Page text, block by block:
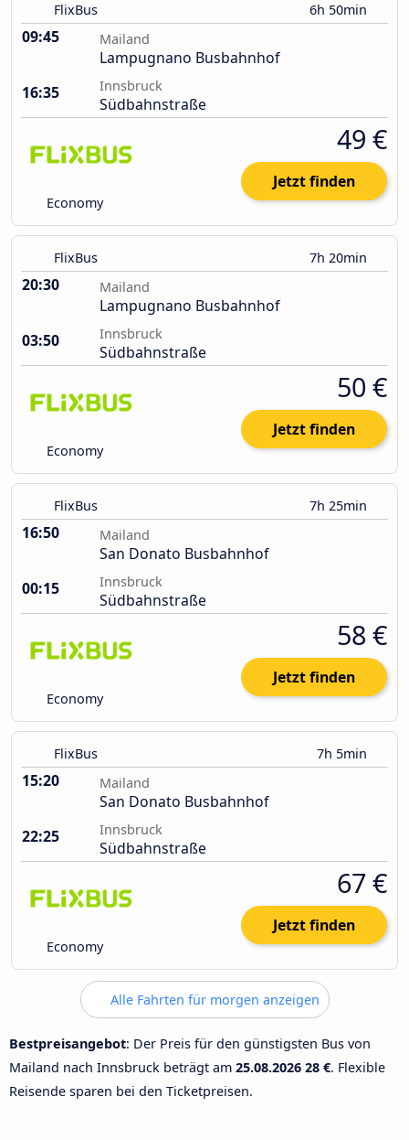
FlixBus 6h 50min
09:45 Mailand
Lampugnano Busbahnhof
16:35
Innsbruck
Südbahnstraße
Economy
49 €
Jetzt finden
FlixBus 7h 20min
20:30 Mailand
Lampugnano Busbahnhof
03:50
Innsbruck
Südbahnstraße
Economy
50 €
Jetzt finden
FlixBus 7h 25min
16:50 Mailand
San Donato Busbahnhof
00:15
Innsbruck
Südbahnstraße
Economy
58 €
Jetzt finden
FlixBus 7h 5min
15:20 Mailand
San Donato Busbahnhof
22:25
Innsbruck
Südbahnstraße
Economy
67 €
Jetzt finden
Alle Fahrten für morgen anzeigen
Bestpreisangebot: Der Preis für den günstigsten Bus von
Mailand nach Innsbruck beträgt am 25.08.2026 28 €. Flexible
Reisende sparen bei den Ticketpreisen.